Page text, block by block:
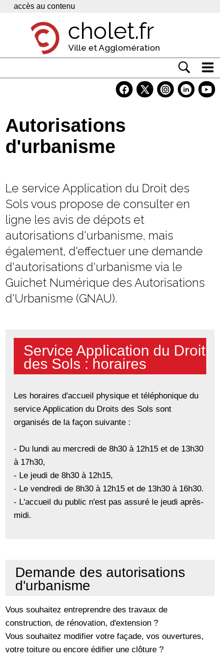
Panneau de gestion des cookies
accès au contenu
cholet.fr
Ville et Agglomération
Economie
Services
Autorisations
d'urbanisme
Le service Application du Droit des
Sols vous propose de consulter en
ligne les avis de dépots et
autorisations d'urbanisme, mais
également, d'effectuer une demande
d'autorisations d'urbanisme via le
Guichet Numérique des Autorisations
d'Urbanisme (GNAU).
Service Application du Droit
des Sols : horaires
Les horaires d'accueil physique et téléphonique du
service Application du Droits des Sols sont
organisés de la façon suivante :
- Du lundi au mercredi de 8h30 à 12h15 et de 13h30
à 17h30,
- Le jeudi de 8h30 à 12h15,
- Le vendredi de 8h30 à 12h15 et de 13h30 à 16h30.
- L'accueil du public n'est pas assuré le jeudi après-
midi.
Demande des autorisations
d'urbanisme
Vous souhaitez entreprendre des travaux de
construction, de rénovation, d'extension ?
Vous souhaitez modifier votre façade, vos ouvertures,
votre toiture ou encore édifier une clôture ?